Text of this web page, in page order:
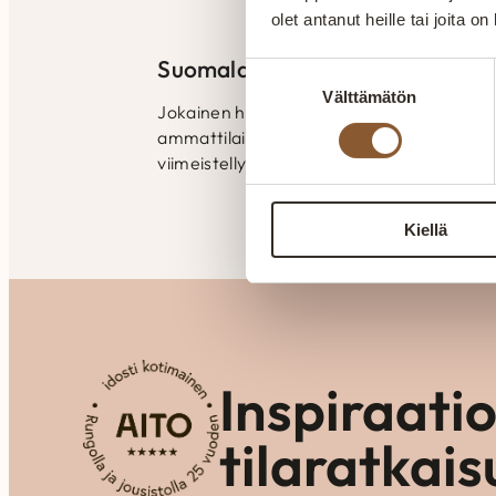
olet antanut heille tai joita
Suostumuksen
Välttämätön
Kiellä
Suomalaista laatutyötä
Jokainen huonekalu valmistetaan
ammattilaisten käsissä. Laatu näkyy
viimeistellyissä yksityiskohdissa.